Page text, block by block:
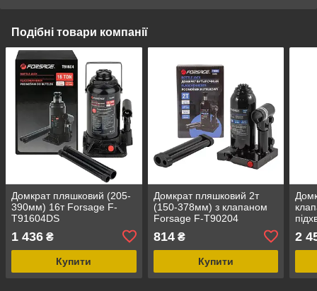
Подібні товари компанії
Домкрат пляшковий (205-
390мм) 16т Forsage F-
T91604DS
1 436 ₴
Купити
Домкрат пляшковий 2т
(150-378мм) з клапаном
Forsage F-T90204
814₴
Купити
2